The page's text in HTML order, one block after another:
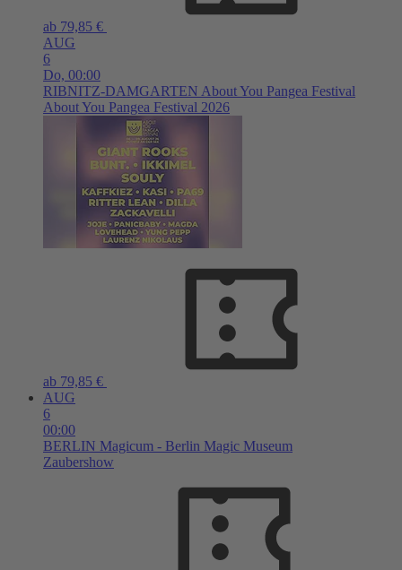
ab 79,85 €
AUG
6
Do, 00:00
RIBNITZ-DAMGARTEN About You Pangea Festival
About You Pangea Festival 2026
ab 79,85 €
AUG
6
00:00
BERLIN Magicum - Berlin Magic Museum
Zaubershow